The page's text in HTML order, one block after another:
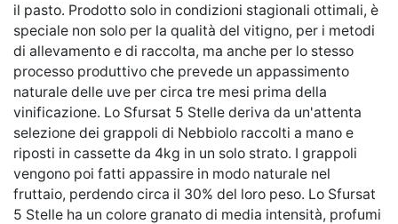
il pasto. Prodotto solo in condizioni stagionali ottimali, è
speciale non solo per la qualità del vitigno, per i metodi
di allevamento e di raccolta, ma anche per lo stesso
processo produttivo che prevede un appassimento
naturale delle uve per circa tre mesi prima della
vinificazione. Lo Sfursat 5 Stelle deriva da un'attenta
selezione dei grappoli di Nebbiolo raccolti a mano e
riposti in cassette da 4kg in un solo strato. I grappoli
vengono poi fatti appassire in modo naturale nel
fruttaio, perdendo circa il 30% del loro peso. Lo Sfursat
5 Stelle ha un colore granato di media intensità, profumi